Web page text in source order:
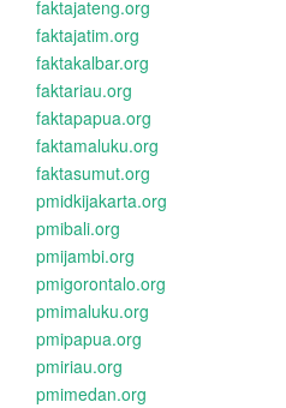
faktajateng.org
faktajatim.org
faktakalbar.org
faktariau.org
faktapapua.org
faktamaluku.org
faktasumut.org
pmidkijakarta.org
pmibali.org
pmijambi.org
pmigorontalo.org
pmimaluku.org
pmipapua.org
pmiriau.org
pmimedan.org